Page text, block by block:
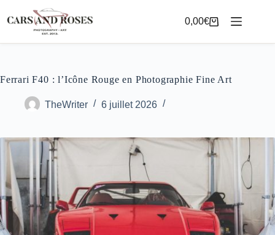
au
contenu
Panier
0,00€
Ferrari F40 : l’Icône Rouge en Photographie Fine Art
TheWriter 6 juillet 2026